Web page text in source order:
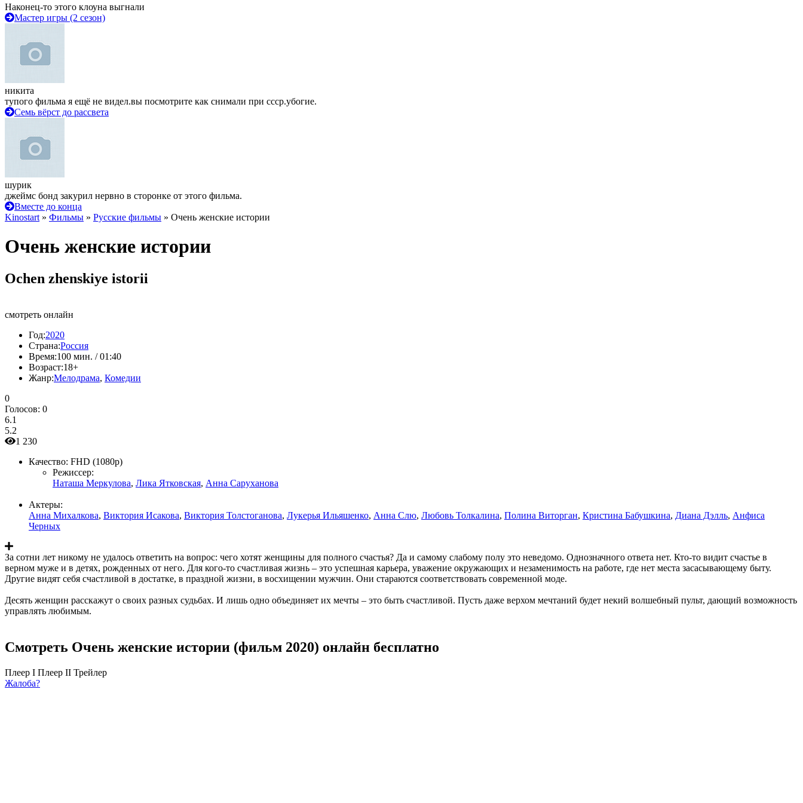
Наконец-то этого клоуна выгнали
Мастер игры (2 сезон)
никита
тупого фильма я ещё не видел.вы посмотрите как снимали при ссср.убогие.
Семь вёрст до рассвета
шурик
джеймс бонд закурил нервно в сторонке от этого фильма.
Вместе до конца
Kinostart » Фильмы » Русские фильмы » Очень женские истории
Очень женские истории
Ochen zhenskiye istorii
смотреть онлайн
Год:2020
Страна:Россия
Время:100 мин. / 01:40
Возраст:18+
Жанр:Мелодрама, Комедии
0
Голосов: 0
6.1
5.2
1 230
Качество: FHD (1080p)
Режиссер:
Наташа Меркулова, Лика Ятковская, Анна Саруханова
Актеры:
Анна Михалкова, Виктория Исакова, Виктория Толстоганова, Лукерья Ильяшенко, Анна Слю, Любовь Толкалина, Полина Виторган, Кристина Бабушкина, Диана Дэлль, Анфиса
Черных
За сотни лет никому не удалось ответить на вопрос: чего хотят женщины для полного счастья? Да и самому слабому полу это неведомо. Однозначного ответа нет. Кто-то видит счастье в
верном муже и в детях, рожденных от него. Для кого-то счастливая жизнь – это успешная карьера, уважение окружающих и незаменимость на работе, где нет места засасывающему быту.
Другие видят себя счастливой в достатке, в праздной жизни, в восхищении мужчин. Они стараются соответствовать современной моде.
Десять женщин расскажут о своих разных судьбах. И лишь одно объединяет их мечты – это быть счастливой. Пусть даже верхом мечтаний будет некий волшебный пульт, дающий возможность
управлять любимым.
Смотреть Очень женские истории (фильм 2020) онлайн бесплатно
Плеер I Плеер II Трейлер
Жалоба?